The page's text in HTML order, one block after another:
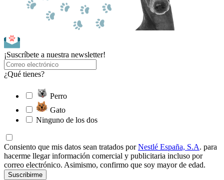
¡Suscríbete a nuestra newsletter!
¿Qué tienes?
Perro
Gato
Ninguno de los dos
Consiento que mis datos sean tratados porNestlé España, S.A. para
hacerme llegar información comercial y publicitaria incluso por
correo electrónico. Asimismo, confirmo que soy mayor de edad.
Suscribirme